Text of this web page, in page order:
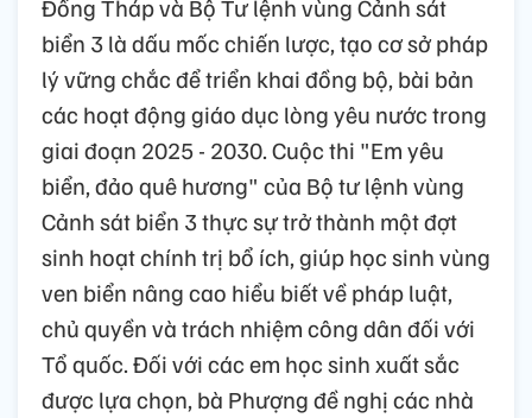
Đồng Tháp và Bộ Tư lệnh vùng Cảnh sát
biển 3 là dấu mốc chiến lược, tạo cơ sở pháp
lý vững chắc để triển khai đồng bộ, bài bản
các hoạt động giáo dục lòng yêu nước trong
giai đoạn 2025 - 2030. Cuộc thi "Em yêu
biển, đảo quê hương" của Bộ tư lệnh vùng
Cảnh sát biển 3 thực sự trở thành một đợt
sinh hoạt chính trị bổ ích, giúp học sinh vùng
ven biển nâng cao hiểu biết về pháp luật,
chủ quyền và trách nhiệm công dân đối với
Tổ quốc. Đối với các em học sinh xuất sắc
được lựa chọn, bà Phượng đề nghị các nhà